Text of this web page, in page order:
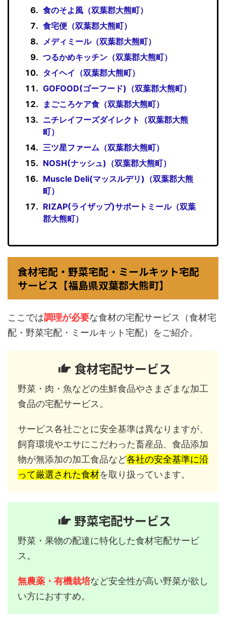
食のそよ風（双葉郡大熊町）
食宅便（双葉郡大熊町）
メディミール（双葉郡大熊町）
つるかめキッチン（双葉郡大熊町）
タイヘイ（双葉郡大熊町）
GOFOOD(ゴーフード)（双葉郡大熊町）
まごころケア食（双葉郡大熊町）
ニチレイフーズダイレクト（双葉郡大熊
町）
三ツ星ファーム（双葉郡大熊町）
NOSH(ナッシュ)（双葉郡大熊町）
Muscle Deli(マッスルデリ)（双葉郡大熊
町）
RIZAP(ライザップ)サポートミール（双葉
郡大熊町）
食材宅配・野菜宅配・ミールキット宅配
サービス【福島県双葉郡大熊町】
ここでは調理が必要な食材の宅配サービス（食材宅
配・野菜宅配・ミールキット宅配）をご紹介。
食材宅配サービス
野菜・肉・魚などの生鮮食品やさまざまな加工
食品の宅配サービス。
サービス各社ごとに安全基準は異なりますが、
飼育環境やエサにこだわった畜産品、食品添加
物が無添加の加工食品など各社の安全基準に沿
って厳選された食材を取り扱っています。
野菜宅配サービス
野菜・果物の配達に特化した食材宅配サービ
ス。
無農薬・有機栽培など安全性が高い野菜が欲し
い方におすすめ。